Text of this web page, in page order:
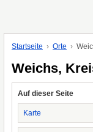
Startseite Orte
Weichs,
Auf dieser Seite
Karte